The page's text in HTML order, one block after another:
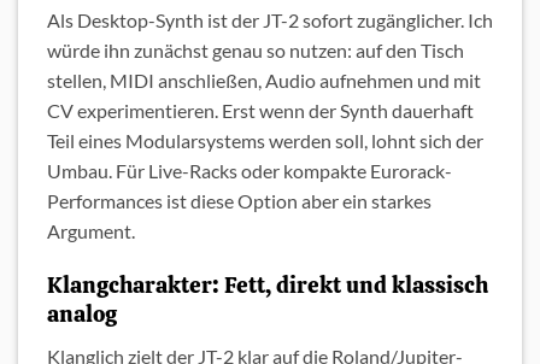
Als Desktop-Synth ist der JT-2 sofort zugänglicher. Ich
würde ihn zunächst genau so nutzen: auf den Tisch
stellen, MIDI anschließen, Audio aufnehmen und mit
CV experimentieren. Erst wenn der Synth dauerhaft
Teil eines Modularsystems werden soll, lohnt sich der
Umbau. Für Live-Racks oder kompakte Eurorack-
Performances ist diese Option aber ein starkes
Argument.
Klangcharakter: Fett, direkt und klassisch
analog
Klanglich zielt der JT-2 klar auf die Roland/Jupiter-